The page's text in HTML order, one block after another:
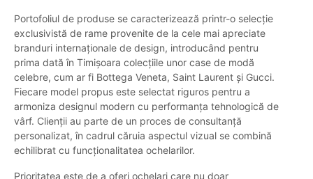
Portofoliul de produse se caracterizează printr-o selecție
exclusivistă de rame provenite de la cele mai apreciate
branduri internaționale de design, introducând pentru
prima dată în Timișoara colecțiile unor case de modă
celebre, cum ar fi Bottega Veneta, Saint Laurent și Gucci.
Fiecare model propus este selectat riguros pentru a
armoniza designul modern cu performanța tehnologică de
vârf. Clienții au parte de un proces de consultanță
personalizat, în cadrul căruia aspectul vizual se combină
echilibrat cu funcționalitatea ochelarilor.
Prioritatea este de a oferi ochelari care nu doar